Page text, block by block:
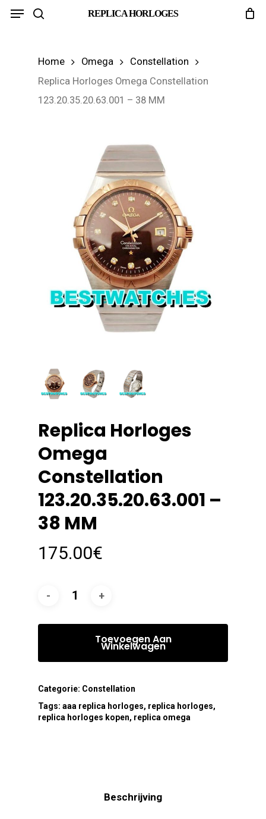
Skip
REPLICA HORLOGES
Menu
Home Omega
Constellation
Replica Horloges Omega Constellation
123.20.35.20.63.001 – 38 MM
Replica Horloges
Omega
Constellation
123.20.35.20.63.001 –
38 MM
175.00€
Toevoegen Aan
Winkelwagen
Categorie: Constellation
Tags: aaa replica horloges, replica horloges,
replica horloges kopen, replica omega
Beschrijving